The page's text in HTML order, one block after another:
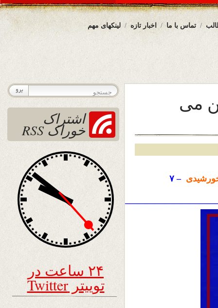
لینکهای مهم اخبار تازه تماس با ما
می
– ۷
اشتراک
خوراک RSS
۲۴ ساعت در
توییتر Twitter